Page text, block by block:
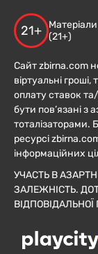
21+ (21+)
Сайт zbirna.com
віртуальні
оплату ставок
бути пов’язані з
тоталізаторами.
ресурсі
інформаційних
УЧАСТЬ В
ЗАЛЕЖНІСТЬ.
ВІДПОВІДАЛЬНОЇ